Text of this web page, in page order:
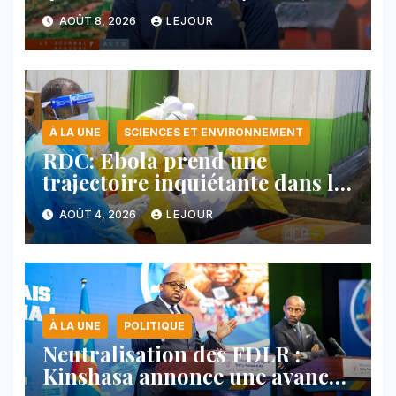
protocole de désarmement des
FDLR
AOÛT 8, 2026 LEJOUR
À LA UNE SCIENCES ET ENVIRONNEMENT
RDC: Ebola prend une
trajectoire inquiétante dans le
nord-est du pays
AOÛT 4, 2026 LEJOUR
À LA UNE POLITIQUE
Neutralisation des FDLR :
Kinshasa annonce une avancée